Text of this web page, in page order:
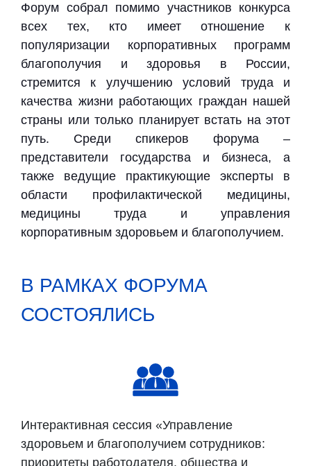
Форум собрал помимо участников конкурса
всех тех, кто имеет отношение к
популяризации корпоративных программ
благополучия и здоровья в России,
стремится к улучшению условий труда и
качества жизни работающих граждан нашей
страны или только планирует встать на этот
путь. Среди спикеров форума –
представители государства и бизнеса, а
также ведущие практикующие эксперты в
области профилактической медицины,
медицины труда и управления
корпоративным здоровьем и благополучием.
В РАМКАХ ФОРУМА
СОСТОЯЛИСЬ
Интерактивная сессия «Управление
здоровьем и благополучием сотрудников:
приоритеты работодателя, общества и